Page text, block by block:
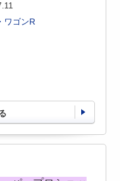
ワゴンR